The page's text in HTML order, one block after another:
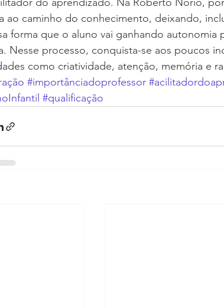
ao caminho do conhecimento, deixando,
forma que o aluno vai ganhando autonomia
Nesse processo, conquista-se aos poucos
como criatividade, atenção, memória e
#importânciadoprofessor
#qualificação